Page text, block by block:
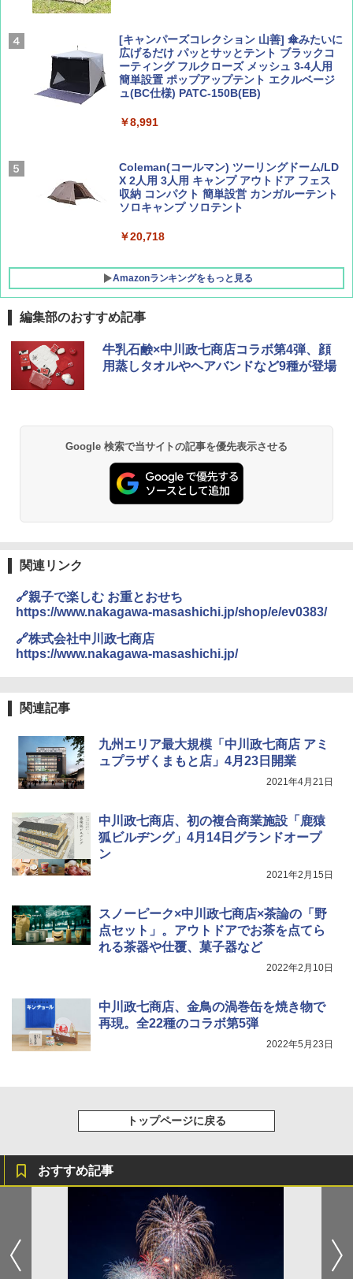
BE-PAL(ビ-パル) 2026年 9 月号【特別付録:
SOTO ミニマル"旅"財布 ランダム2種】
￥1,500
新しい日本地理 地図・統計・移動から読み
解く (講談社現代新書)
￥1,540
[キャンパーズコレクション 山善] 傘みたいに
広げるだけ パッとサッとテント ブラックコ
ーティング フルクローズ メッシュ 3-4人用
簡単設置 ポップアップテント エクルベージ
ュ(BC仕様) PATC-150B(EB)
￥8,991
Coleman(コールマン) ツーリングドーム/LD
X 2人用 3人用 キャンプ アウトドア フェス
収納 コンパクト 簡単設営 カンガルーテント
ソロキャンプ ソロテント
￥20,718
Amazonランキングをもっと見る
BUNDOK(バンドック)ソロ ドーム 1 EX BDK
-08EX カーキ ソロキャンプ ポリエステル フ
レーム テント
GRANDOOR ステンレス保冷剤 2個セット 2
コンパクト 保冷力長持ち
￥6,459
ポインターライト 強力 小型 緑色/赤色/青紫色
￥1,180
電動エアーポンプ SUP用 20PSI 電動ポンプ
保護 日光可読lcd 7種類ノズル付き
￥7,299
編集部のおすすめ記事
牛乳石鹸×中川政七商店コラボ第4弾、顔
用蒸しタオルやヘアバンドなど9種が登場
Google 検索で当サイトの記事を優先表示させる
関連リンク
🔗親子で楽しむ お重とおせち
https://www.nakagawa-masashichi.jp/shop/e/ev0383/
🔗株式会社中川政七商店
https://www.nakagawa-masashichi.jp/
関連記事
九州エリア最大規模「中川政七商店 アミ
ュプラザくまもと店」4月23日開業
2021年4月21日
中川政七商店、初の複合商業施設「鹿猿
狐ビルヂング」4月14日グランドオープ
ン
2021年2月15日
スノーピーク×中川政七商店×茶論の「野
点セット」。アウトドアでお茶を点てら
れる茶器や仕覆、菓子器など
2022年2月10日
中川政七商店、金鳥の渦巻缶を焼き物で
再現。全22種のコラボ第5弾
2022年5月23日
トップページに戻る
おすすめ記事